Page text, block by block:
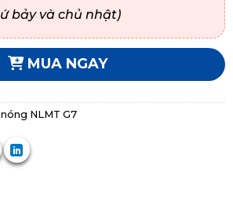
bảy và chủ nhật)
MUA NGAY
NLMT G7